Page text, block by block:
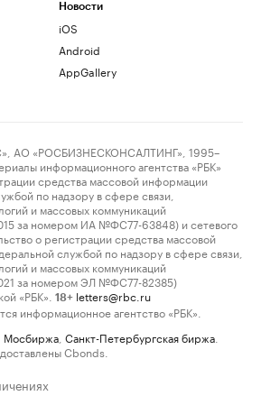
Новости
iOS
Android
AppGallery
АО «РОСБИЗНЕСКОНСАЛТИНГ», 1995–
информационного агентства «РБК»
средства массовой информации
по надзору в сфере связи,
и массовых коммуникаций
за номером ИА №ФС77-63848) и сетевого
о регистрации средства массовой
службой по надзору в сфере связи,
и массовых коммуникаций
за номером ЭЛ №ФС77-82385)
«РБК».
18+ letters@rbc.ru
информационное агентство «РБК».
Мосбиржа Санкт-Петербургская биржа
Cbonds.